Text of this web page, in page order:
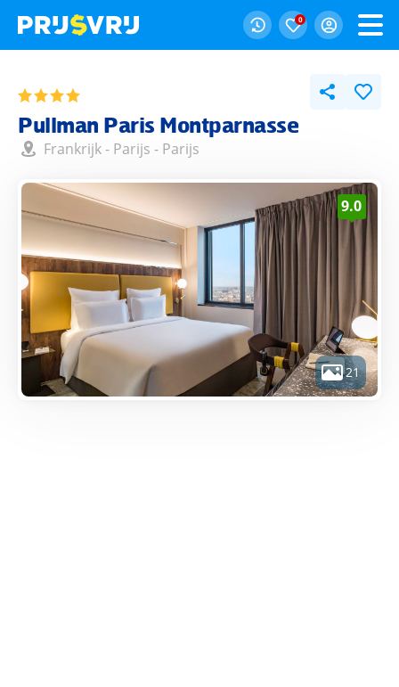
0
Pullman Paris Montparnasse
Frankrijk- Parijs - Parijs
21
9.0